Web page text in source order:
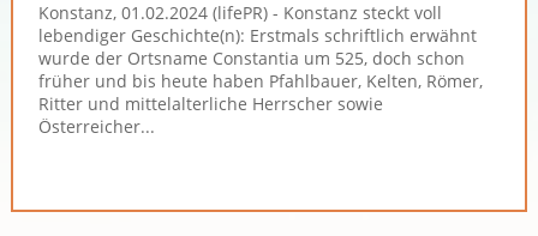
Konstanz, 01.02.2024 (lifePR) - Konstanz steckt voll
lebendiger Geschichte(n): Erstmals schriftlich erwähnt
wurde der Ortsname Constantia um 525, doch schon
früher und bis heute haben Pfahlbauer, Kelten, Römer,
Ritter und mittelalterliche Herrscher sowie
Österreicher...